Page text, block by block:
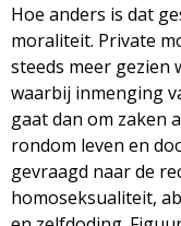
Hoe anders is dat
moraliteit. Private
steeds meer gezien
waarbij inmenging
gaat dan om zaken
rondom leven en
gevraagd naar de
homoseksualiteit,